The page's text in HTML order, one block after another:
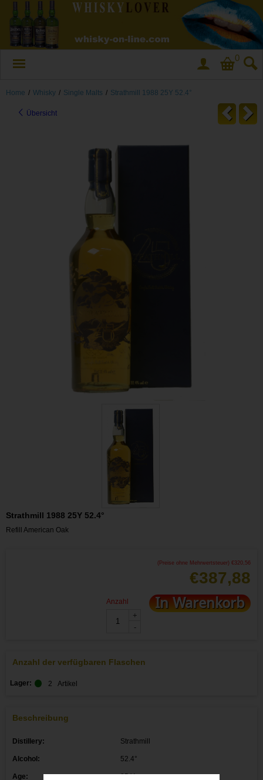
0
Home / Whisky / Single Malts / Strathmill 1988 25Y 52.4°
Übersicht
Strathmill 1988 25Y 52.4°
Refill American Oak
(Preise ohne Mehrwertsteuer) € 320,56
€387,88
Anzahl
+
-
In Warenkorb
Anzahl der verfügbaren Flaschen
Lager: 2 Artikel
Beschreibung
Distillery: Strathmill
Alcohol: 52.4°
Age: 25 Y